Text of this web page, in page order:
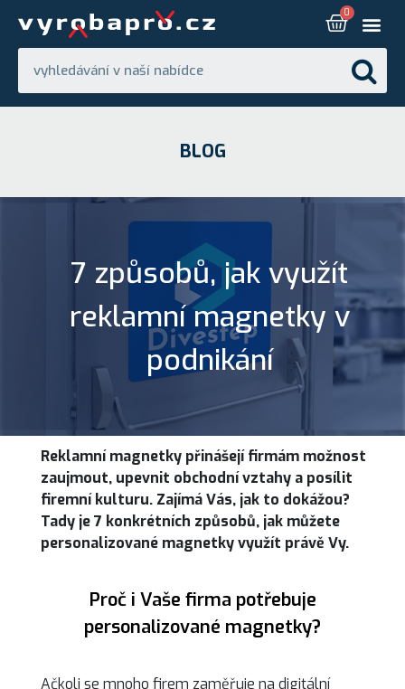
BLOG
7 způsobů, jak využít
reklamní magnetky v
podnikání
Reklamní magnetky přinášejí firmám možnost
zaujmout, upevnit obchodní vztahy a posílit
firemní kulturu. Zajímá Vás, jak to dokážou?
Tady je 7 konkrétních způsobů, jak můžete
personalizované magnetky využít právě Vy.
Proč i Vaše firma potřebuje
personalizované magnetky?
Ačkoli se mnoho firem zaměřuje na digitální